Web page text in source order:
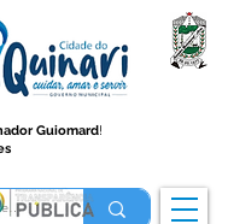
Guiomard!